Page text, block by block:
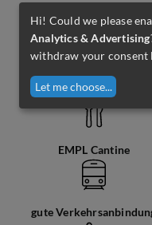
flexible Arbeitszeiten
EMPL Cantine
gute
Hi! Could we please
Analytics & Advertising
withdraw your consent
Let me choose...